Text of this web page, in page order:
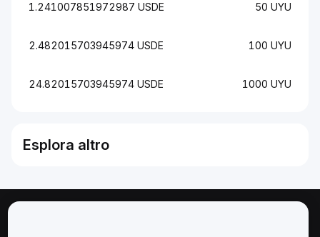
1.241007851972987 USDE 50 UYU
2.482015703945974 USDE 100 UYU
24.82015703945974 USDE 1000 UYU
Esplora altro